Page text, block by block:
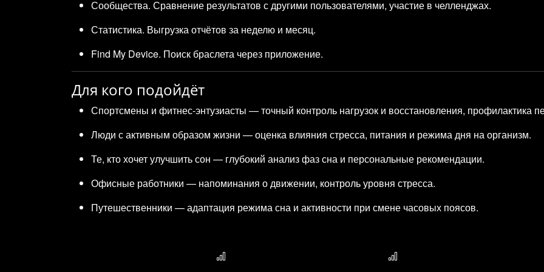
Сообщества. Сравнение результатов с другими пользователями, участие в челленджах.
Статистика. Выгрузка отчётов за неделю и месяц.
Find My Device. Поиск браслета через приложение.
Для кого подойдёт
Спортсмены и фитнес‑энтузиасты — точный контроль нагрузок и восстановления, профилактика
Люди с активным образом жизни — оценка влияния стресса, питания и режима дня на организм.
Те, кто хочет улучшить сон — глубокий анализ фаз сна и персональные рекомендации.
Офисные работники — напоминания о движении, контроль уровня стресса.
Путешественники — адаптация режима сна и активности при смене часовых поясов.